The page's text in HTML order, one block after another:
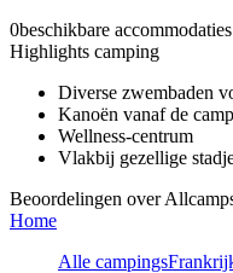
0beschikbare accommodaties
Highlights camping
Diverse zwembaden
Kanoën vanaf de
Wellness-centrum
Vlakbij gezellige
Beoordelingen over
Home
Alle campings